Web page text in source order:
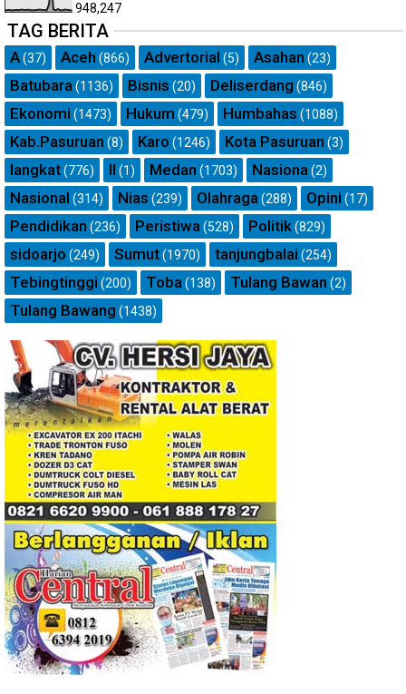
948,247
TAG BERITA
A(37) Aceh (866) Advertorial (5) Asahan (23)
Batubara(1136) Bisnis (20) Deliserdang (846)
Ekonomi (1473) Hukum (479) Humbahas (1088)
Kab.Pasuruan (8) Karo (1246) Kota Pasuruan (3)
langkat(776) ll (1) Medan (1703) Nasiona(2)
Nasional (314) Nias (239) Olahraga(288) Opini (17)
Pendidikan (236) Peristiwa(528) Politik(829)
sidoarjo (249) Sumut(1970) tanjungbalai (254)
Tebingtinggi (200) Toba(138) Tulang Bawan (2)
Tulang Bawang (1438)